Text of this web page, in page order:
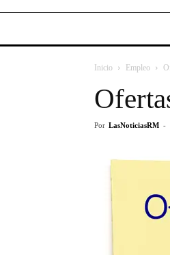
Inicio Empleo
Por LasNoticiasRM -